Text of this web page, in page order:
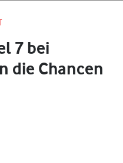
7 bei
die Chancen